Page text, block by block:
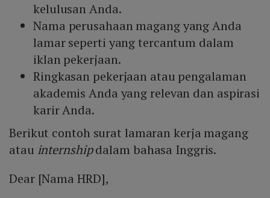
kelulusan Anda.
Nama perusahaan magang yang Anda
lamar seperti yang tercantum dalam
iklan pekerjaan.
Ringkasan pekerjaan atau pengalaman
akademis Anda yang relevan dan aspirasi
karir Anda.
Berikut contoh surat lamaran kerja magang
atau internshipdalam bahasa Inggris.
Dear [Nama HRD],